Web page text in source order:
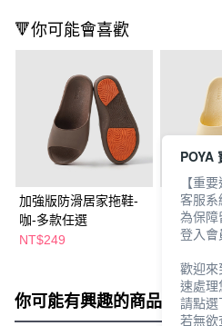
🔻你可能會喜歡
加強版防滑居家拖鞋-
咖-多款任選
NT$249
加強版防
檸檬黃-
NT$249
你可能有興趣的商品 全站排
POYA
【重要
客服系
為保
登入會
歡迎來
速處理
請點選
若無欲